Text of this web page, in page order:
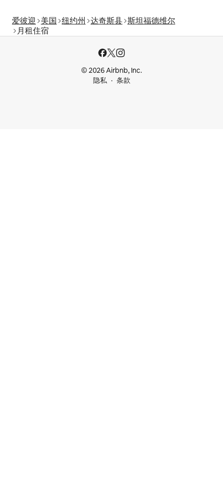
爱彼迎 美国 纽约州 达奇斯县 斯坦福德维尔
月租住宿
© 2026 Airbnb, Inc.
隐私
条款